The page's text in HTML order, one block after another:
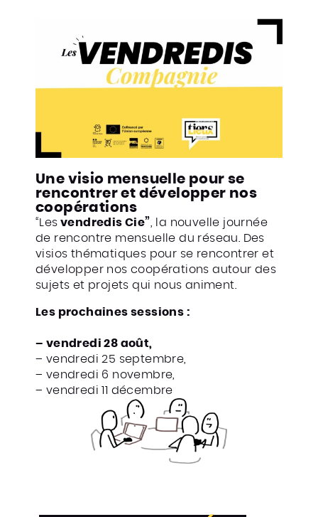
Une visio mensuelle pour se
rencontrer et développer nos
coopérations
“Les vendredis Cie”
, la nouvelle journée
de rencontre mensuelle du réseau. Des
visios thématiques pour se rencontrer et
développer nos coopérations autour des
sujets et projets qui nous animent.
Les prochaines sessions :
– vendredi 28 août,
– vendredi 25 septembre,
– vendredi 6 novembre,
– vendredi 11 décembre